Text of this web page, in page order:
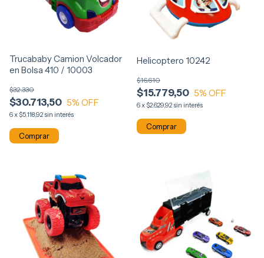
Trucababy Camion Volcador
en Bolsa 410 / 10003
$30.713,50
$32.330
5% OFF
6x$5.118,92 sin interés
Helicoptero 10242
$15.779,50
$16.610
5% OFF
6x$2.629,92 sin interés